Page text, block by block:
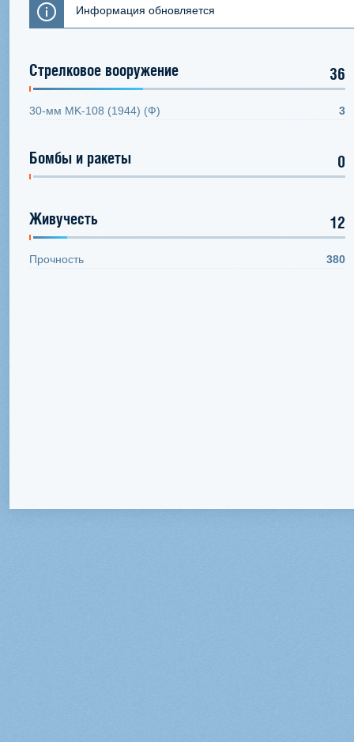
Информация обновляется
Стрелковое вооружение 36
30-мм MK-108 (1944) (Ф) 3
Бомбы и ракеты 0
Живучесть 12
Прочность 380